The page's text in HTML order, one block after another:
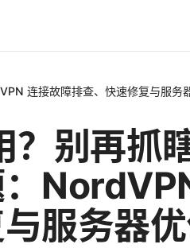
连接故障排查、快速修复与服务
别再抓瞎
服务器